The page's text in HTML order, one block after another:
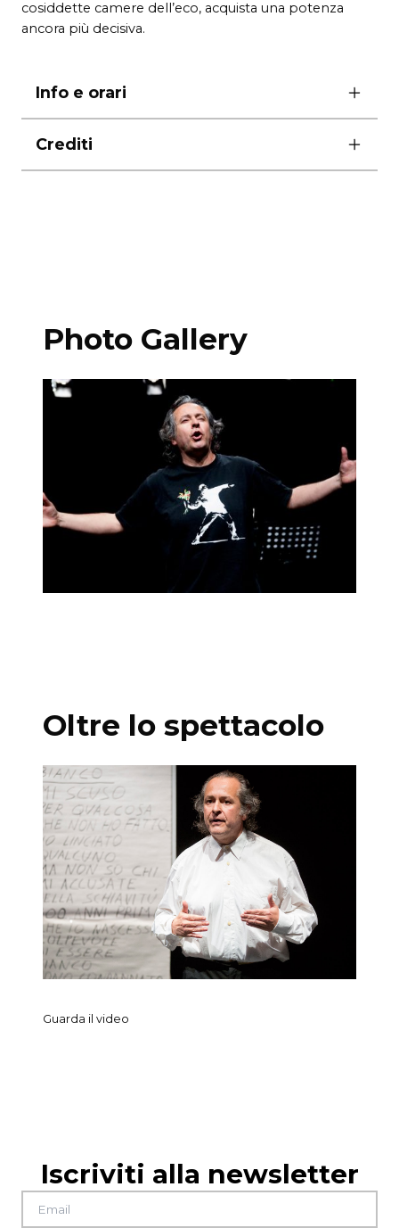
cosiddette camere dell’eco, acquista una potenza
ancora più decisiva.
Info e orari
ore 20.00
domenica ore 17.00
Crediti
Photo Gallery
Oltre lo spettacolo
Guarda il video
Iscriviti alla newsletter